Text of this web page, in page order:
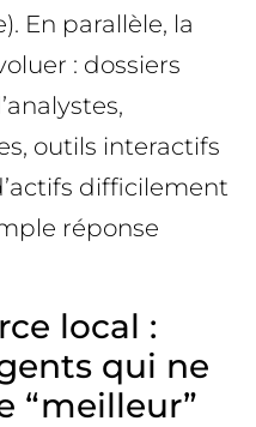
En parallèle, la
: dossiers
outils interactifs
difficilement
réponse
local :
qui ne
“meilleur”